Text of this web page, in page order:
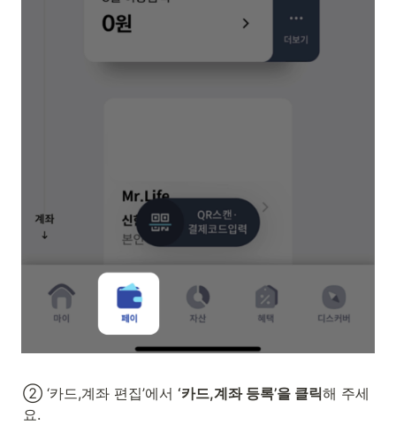
② ‘카드,계좌 편집’에서 ‘카드,계좌 등록’을 클릭해 주세
요.